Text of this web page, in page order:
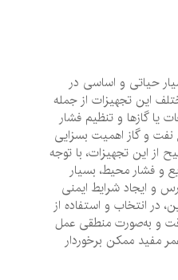
و اساسی در
تجهیزات از جمله
و تنظیم فشار
گاز اهمیت بسزایی
تجهیزات، با توجه
محیط، بسیار
شرایط ایمنی
و استفاده از
منطقی عمل
ممکن برخوردار